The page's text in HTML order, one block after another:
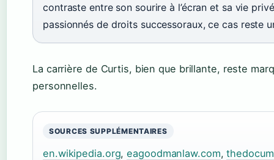
contraste entre son sourire à l’écran et sa vie
passionnés de droits successoraux, ce cas reste
La carrière de Curtis, bien que brillante, reste
personnelles.
SOURCES SUPPLÉMENTAIRES
en.wikipedia.org,eagoodmanlaw.com,